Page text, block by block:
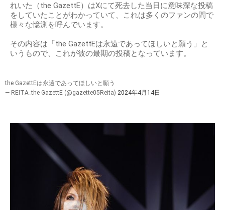
れいた（the GazettE）はXにて死去した当日に意味深な投稿
をしていたことがわかっていて、これは多くのファンの間で
様々な憶測を呼んでいます。
その内容は「the GazettEは永遠であってほしいと願う」と
いうもので、これが彼の最期の投稿となっています。
the GazettEは永遠であってほしいと願う
— REITA_the GazettE (@gazette05Reita) 2024年4月14日